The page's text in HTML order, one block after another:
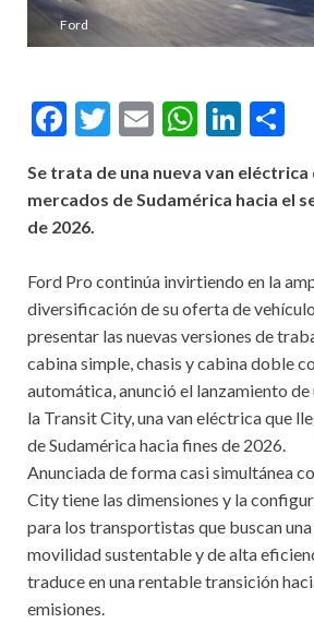
Ford
Facebook
Twitter
Email
Se trata de una nueva van eléctrica
mercados de Sudamérica hacia el
de 2026.
Ford Pro continúa invirtiendo en la
diversificación de su oferta de
presentar las nuevas versiones de
cabina simple, chasis y cabina doble
automática, anunció el lanzamiento
la Transit City, una van eléctrica que
de Sudamérica hacia fines de 2026.
Anunciada de forma casi simultánea
City tiene las dimensiones y la
para los transportistas que buscan
movilidad sustentable y de alta
traduce en una rentable transición
emisiones.